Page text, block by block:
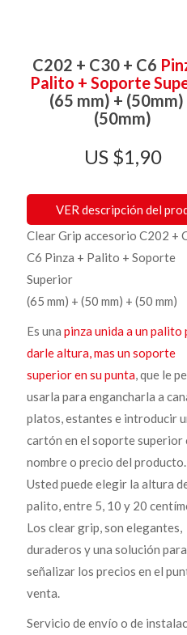
C202 + C30 + C6
Palito + Soporte
(65 mm) + (50mm)
(50mm)
$1,90
VER descripción del
Clear Grip accesorio C202 +
C6 Pinza + Palito + Soporte
Superior
(65 mm) + (50 mm) + (50 mm)
Es una pinza unida a un palito
darle altura, mas un soporte
superior en su punta, que le
usarla para engancharla a
platos, estantes e introducir
cartón en el soporte superior
nombre o precio del producto.
Usted puede elegir la altura
palito, entre 5, 10 y 20
Los clear grip, son elegantes,
duraderos y una solución para
señalizar los precios en el
venta.
Servicio de envío o de